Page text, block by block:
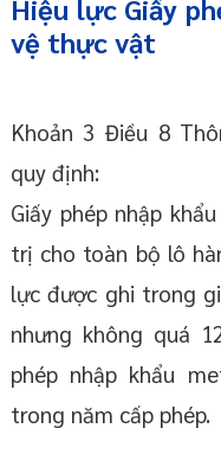
Hiệu lực Giấy
vệ thực vật
Khoản 3 Điều 8
quy định:
Giấy phép nhập
trị cho toàn bộ lô
lực được ghi trong
nhưng không quá
phép nhập khẩu
trong năm cấp phép.